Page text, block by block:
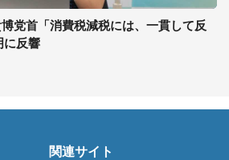
党首「消費税減税には、一貫して反
に反響
関連サイト